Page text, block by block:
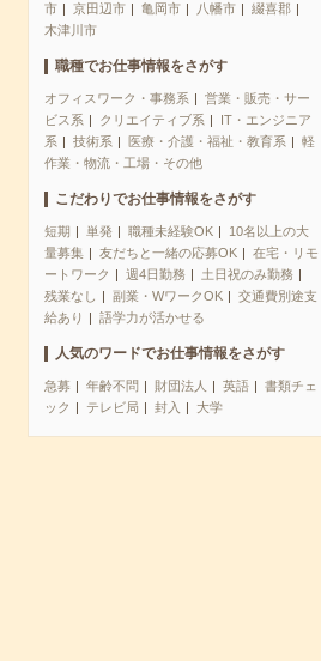
市
京田辺市 亀岡市 八幡市
綴喜郡
木津川市
職種でお仕事情報をさがす
オフィスワーク・事務系
営業・販売・サー
ビス系
クリエイティブ系
IT・エンジニア
系
技術系 医療・介護・福祉・教育系
軽
作業・物流・工場・その他
こだわりでお仕事情報をさがす
短期 単発 職種未経験OK
10名以上の大
量募集
友だちと一緒の応募OK
在宅・リモ
ートワーク
週4日勤務
土日祝のみ勤務
残業なし
副業・WワークOK
交通費別途支
給あり
語学力が活かせる
人気のワードでお仕事情報をさがす
急募 年齢不問 財団法人 英語
書類チェ
ック
テレビ局 封入 大学